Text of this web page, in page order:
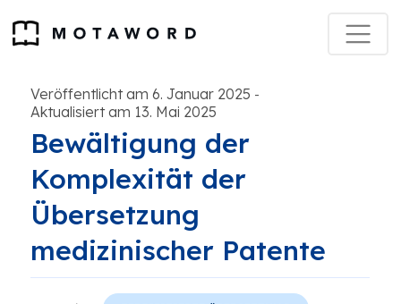
Veröffentlicht am 6. Januar 2025 -
Aktualisiert am 13. Mai 2025
Bewältigung der
Komplexität der
Übersetzung
medizinischer Patente